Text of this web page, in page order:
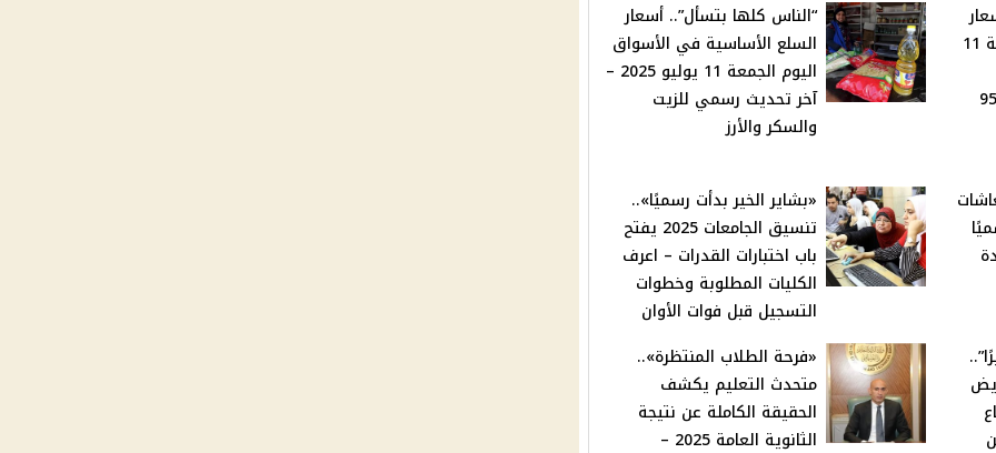
البنزين والغاز اليوم الجمعة 11
الحكومة تؤجل التسعير و95
“الناس كلها بتسأل”.. أسعار
السلع الأساسية في الأسواق
اليوم الجمعة 11 يوليو 2025 –
آخر تحديث رسمي للزيت
والسكر والأرز
«بشاير الخير بدأت رسميًا»..
تنسيق الجامعات 2025 يفتح
باب اختبارات القدرات – اعرف
الكليات المطلوبة وخطوات
التسجيل قبل فوات الأوان
«فرحة الطلاب المنتظرة»..
متحدث التعليم يكشف
الحقيقة الكاملة عن نتيجة
الثانوية العامة 2025 –